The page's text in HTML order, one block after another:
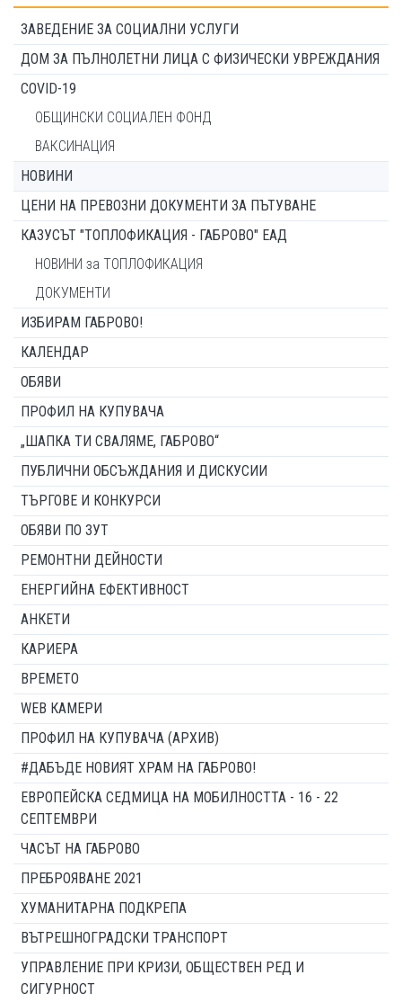
ЗАВЕДЕНИЕ ЗА СОЦИАЛНИ УСЛУГИ
ДОМ ЗА ПЪЛНОЛЕТНИ ЛИЦА С ФИЗИЧЕСКИ УВРЕЖДАНИЯ
COVID-19
ОБЩИНСКИ СОЦИАЛЕН ФОНД
ВАКСИНАЦИЯ
НОВИНИ
ЦЕНИ НА ПРЕВОЗНИ ДОКУМЕНТИ ЗА ПЪТУВАНЕ
КАЗУСЪТ "ТОПЛОФИКАЦИЯ - ГАБРОВО" ЕАД
НОВИНИ за ТОПЛОФИКАЦИЯ
ДОКУМЕНТИ
ИЗБИРАМ ГАБРОВО!
КАЛЕНДАР
ОБЯВИ
ПРОФИЛ НА КУПУВАЧА
„ШАПКА ТИ СВАЛЯМЕ, ГАБРОВО“
ПУБЛИЧНИ ОБСЪЖДАНИЯ И ДИСКУСИИ
ТЪРГОВЕ И КОНКУРСИ
ОБЯВИ ПО ЗУТ
РЕМОНТНИ ДЕЙНОСТИ
ЕНЕРГИЙНА ЕФЕКТИВНОСТ
АНКЕТИ
КАРИЕРА
ВРЕМЕТО
WEB КАМЕРИ
ПРОФИЛ НА КУПУВАЧА (АРХИВ)
#ДАБЪДЕ НОВИЯТ ХРАМ НА ГАБРОВО!
ЕВРОПЕЙСКА СЕДМИЦА НА МОБИЛНОСТТА - 16 - 22
СЕПТЕМВРИ
ЧАСЪТ НА ГАБРОВО
ПРЕБРОЯВАНЕ 2021
ХУМАНИТАРНА ПОДКРЕПА
ВЪТРЕШНОГРАДСКИ ТРАНСПОРТ
УПРАВЛЕНИЕ ПРИ КРИЗИ, ОБЩЕСТВЕН РЕД И
СИГУРНОСТ